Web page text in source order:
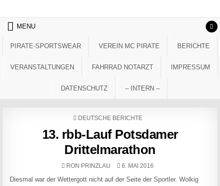
MENU
PIRATE-SPORTSWEAR VEREIN MC PIRATE BERICHTE
VERANSTALTUNGEN FAHRRAD NOTARZT IMPRESSUM
DATENSCHUTZ – INTERN –
POSTED IN
DEUTSCHE BERICHTE
13. rbb-Lauf Potsdamer
Drittelmarathon
AUTHOR:
RON PRINZLAU PUBLISHED DATE:
6. MAI 2016
Diesmal war der Wettergott nicht auf der Seite der Sportler. Wolkig